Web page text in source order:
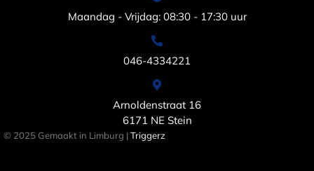
Maandag - Vrijdag: 08:30 - 17:30 uur
046-4334221
Arnoldenstraat 16
6171 NE Stein
© 2025 Gemaakt in Limburg |Triggerz